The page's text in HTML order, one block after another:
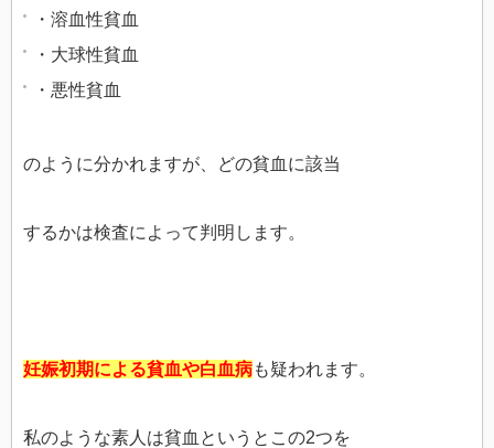
・溶血性貧血
・大球性貧血
・悪性貧血
のように分かれますが、どの貧血に該当
するかは検査によって判明します。
妊娠初期による貧血や白血病も疑われます。
私のような素人は貧血というとこの2つを